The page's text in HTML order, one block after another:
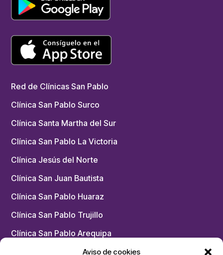
Aviso de cookies
Red de Clínicas San Pablo
Clínica San Pablo Surco
Clínica Santa Martha del Sur
Clínica San Pablo La Victoria
Clínica Jesús del Norte
Clínica San Juan Bautista
Clínica San Pablo Huaraz
Clínica San Pablo Trujillo
Clínica San Pablo Arequipa
Chacarilla – Medicina Física y Rehabilitación